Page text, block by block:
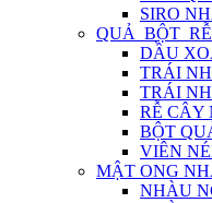
SIRO
DẦU
TRÁI
TRÁI
RỄ CÂY
BỘT
VIÊN
MẬT ONG
NHÀU